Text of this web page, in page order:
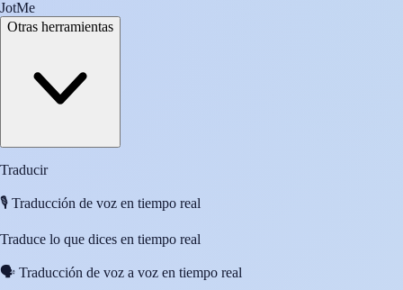
JotMe
Otras herramientas
Traducir
🎙️ Traducción de voz en tiempo real
Traduce lo que dices en tiempo real
🗣️ Traducción de voz a voz en tiempo real